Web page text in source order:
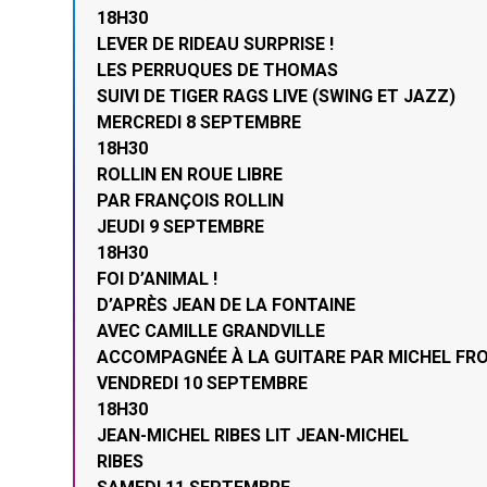
18H30
LEVER DE RIDEAU SURPRISE !
LES PERRUQUES DE THOMAS
SUIVI DE TIGER RAGS LIVE (SWING ET JAZZ)
MERCREDI 8 SEPTEMBRE
18H30
ROLLIN EN ROUE LIBRE
PAR FRANÇOIS ROLLIN
JEUDI 9 SEPTEMBRE
18H30
FOI D’ANIMAL !
D’APRÈS JEAN DE LA FONTAINE
AVEC CAMILLE GRANDVILLE
ACCOMPAGNÉE À LA GUITARE PAR MICHEL
VENDREDI 10 SEPTEMBRE
18H30
JEAN-MICHEL RIBES LIT JEAN-MICHEL
RIBES